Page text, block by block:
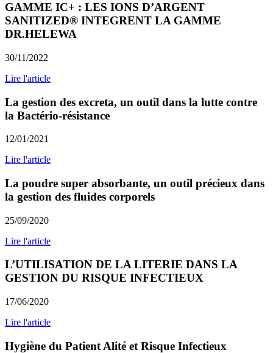
GAMME IC+ : LES IONS D’ARGENT
SANITIZED® INTEGRENT LA GAMME
DR.HELEWA
30/11/2022
Lire l'article
La gestion des excreta, un outil dans la lutte contre
la Bactério-résistance
12/01/2021
Lire l'article
La poudre super absorbante, un outil précieux dans
la gestion des fluides corporels
25/09/2020
Lire l'article
L’UTILISATION DE LA LITERIE DANS LA
GESTION DU RISQUE INFECTIEUX
17/06/2020
Lire l'article
Hygiène du Patient Alité et Risque Infectieux